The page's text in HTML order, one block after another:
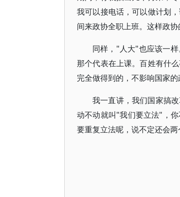
我可以接电话，可以做计划
间来政协全职上班。这样政
同样，"人大"也应该一
那个代表在上课。百姓有什
完全做得到的，不影响国家的
我一直讲，我们国家搞
动不动就叫"我们要立法"，
要重复立法呢，说不定还会